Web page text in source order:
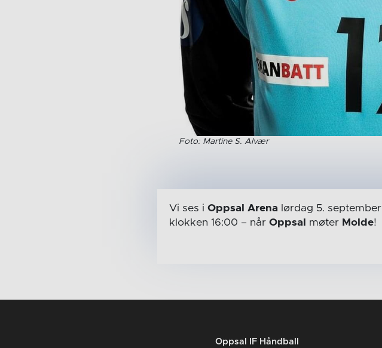
Foto: Martine S. Alvær
Vi ses i Oppsal Arenalørdag 5. september
klokken 16:00 – når Oppsal møter Molde!
Oppsal IF Håndball